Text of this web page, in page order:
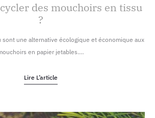
des mouchoirs en tissu
?
sont une alternative écologique et économique aux
en papier jetables.…
Lire L’article